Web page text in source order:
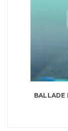
BALLADE